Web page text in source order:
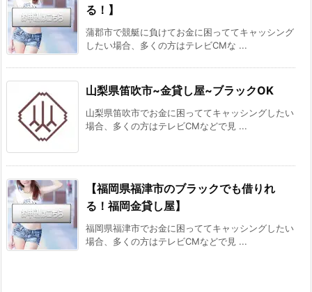
る！】
蒲郡市で競艇に負けてお金に困っててキャッシング
したい場合、多くの方はテレビCMな ...
山梨県笛吹市~金貸し屋~ブラックOK
山梨県笛吹市でお金に困っててキャッシングしたい
場合、多くの方はテレビCMなどで見 ...
【福岡県福津市のブラックでも借りれ
る！福岡金貸し屋】
福岡県福津市でお金に困っててキャッシングしたい
場合、多くの方はテレビCMなどで見 ...